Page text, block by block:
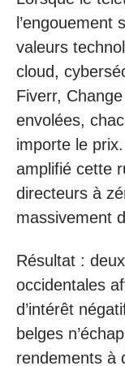
l’engouement
valeurs
cloud,
Fiverr,
envolées,
importe le
amplifié cette
directeurs à
massivement
Résultat :
occidentales
d’intérêt
belges
rendements à